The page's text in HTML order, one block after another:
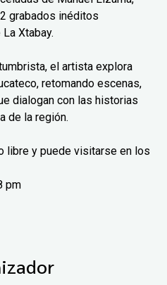
grabados inéditos
Xtabay.
el artista explora
retomando escenas,
dialogan con las historias
de la región.
libre y puede visitarse en los
pm